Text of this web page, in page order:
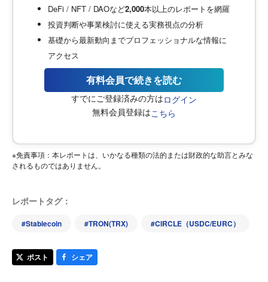
DeFi / NFT / DAOなど2,000本以上のレポートを網羅
投資判断や事業検討に使える実務視点の分析
基礎から最新動向までプロフェッショナルな情報に
アクセス
有料会員で続きを読む
すでにご登録済みの方はログイン
無料会員登録はこちら
※免責事項：本レポートは、いかなる種類の法的または財政的な助言とみな
されるものではありません。
レポートタグ：
#Stablecoin #TRON(TRX) #CIRCLE（USDC/EURC）
ポスト シェア